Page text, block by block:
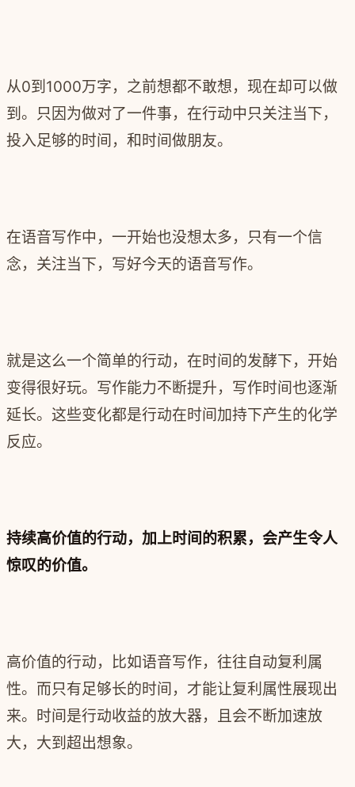
从0到1000万字，之前想都不敢想，现在却可以做
到。只因为做对了一件事，在行动中只关注当下，
投入足够的时间，和时间做朋友。
在语音写作中，一开始也没想太多，只有一个信
念，关注当下，写好今天的语音写作。
就是这么一个简单的行动，在时间的发酵下，开始
变得很好玩。写作能力不断提升，写作时间也逐渐
延长。这些变化都是行动在时间加持下产生的化学
反应。
持续高价值的行动，加上‍‍时间的积累，‍‍会产生令人
惊叹的价值。
高价值的行动，比如语音写作，往往自动复利属
性。而只有足够长的时间，才能让复利属性展现出
来。时间是行动收益的放大器，且会不断加速放
大，大到超出想象。